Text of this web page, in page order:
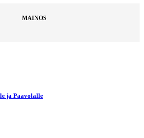
MAINOS
ja Paavolalle